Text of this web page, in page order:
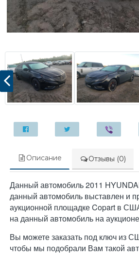
Описание Отзывы (0)
Данный автомобиль 2011
данный автомобиль выставлен и
аукционной площадке Copart в
на данный автомобиль на
Вы можете заказать под ключ из
чтобы мы подобрали Вам такой